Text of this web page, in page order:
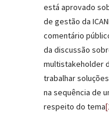
está aprovado
de gestão da
comentário
da discussão
multistakeholder
trabalhar
na sequência de
respeito do tema